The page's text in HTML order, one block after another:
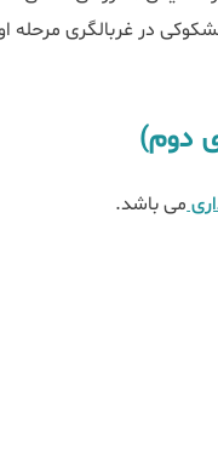
در غربالگری مرحله
دوم)
می باشد.